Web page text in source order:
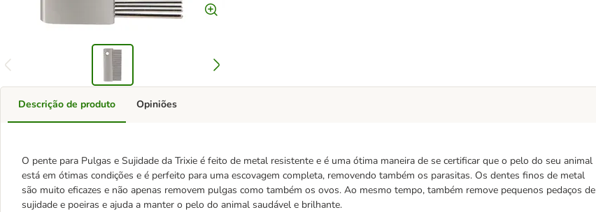
Descrição de produto
O pente para Pulgas e Sujidade da Trixie é feito de metal resistente e é uma ótima maneira de se certificar que o pelo do seu animal
está em ótimas condições e é perfeito para uma escovagem completa, removendo também os parasitas. Os dentes finos de metal
são muito eficazes e não apenas removem pulgas como também os ovos. Ao mesmo tempo, também remove pequenos pedaços de
sujidade e poeiras e ajuda a manter o pelo do animal saudável e brilhante.
Opiniões